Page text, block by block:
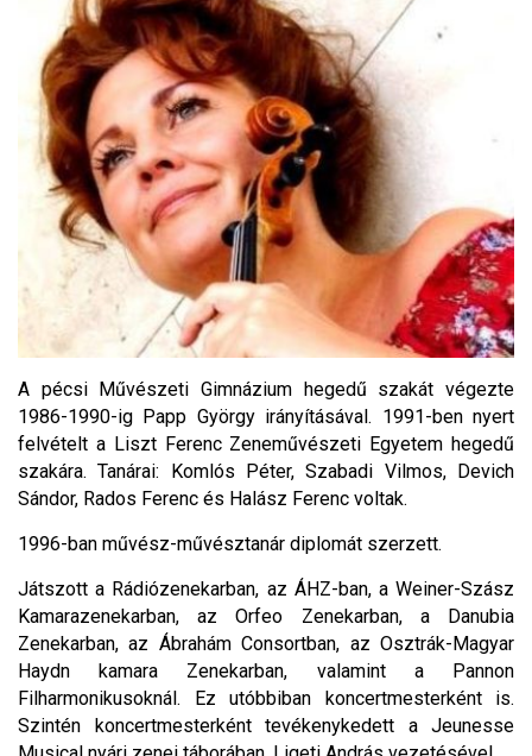
A pécsi Művészeti Gimnázium hegedű szakát végezte
1986-1990-ig Papp György irányításával. 1991-ben nyert
felvételt a Liszt Ferenc Zeneművészeti Egyetem hegedű
szakára. Tanárai: Komlós Péter, Szabadi Vilmos, Devich
Sándor, Rados Ferenc és Halász Ferenc voltak.
1996-ban művész-művésztanár diplomát szerzett.
Játszott a Rádiózenekarban, az ÁHZ-ban, a Weiner-Szász
Kamarazenekarban, az Orfeo Zenekarban, a Danubia
Zenekarban, az Ábrahám Consortban, az Osztrák-Magyar
Haydn kamara Zenekarban, valamint a Pannon
Filharmonikusoknál. Ez utóbbiban koncertmesterként is.
Szintén koncertmesterként tevékenykedett a Jeunesse